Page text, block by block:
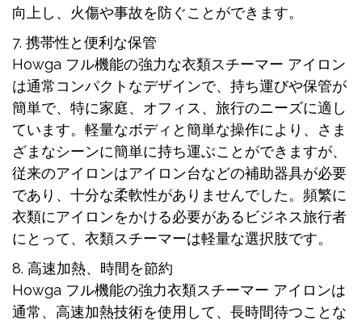
向上し、火傷や事故を防ぐことができます。
7. 携帯性と便利な保管
Howga フル機能の強力な衣類スチーマー アイロン
は通常コンパクトなデザインで、持ち運びや保管が
簡単で、特に家庭、オフィス、旅行のニーズに適し
ています。軽量なボディと簡単な操作により、さま
ざまなシーンに簡単に持ち運ぶことができますが、
従来のアイロンはアイロン台などの補助器具が必要
であり、十分な柔軟性がありませんでした。頻繁に
衣類にアイロンをかける必要があるビジネス旅行者
にとって、衣類スチーマーは軽量な選択肢です。
8. 高速加熱、時間を節約
Howga フル機能の強力衣類スチーマー アイロンは
通常、高速加熱技術を使用して、長時間待つことな